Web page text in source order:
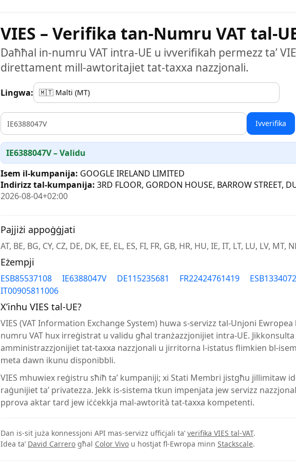
VIES – Verifika tan-Numru VAT tal-
Daħħal in-numru VAT intra-UE u ivverifikah permezz ta’
direttament mill-awtoritajiet tat-taxxa nazzjonali.
Lingwa:
VAT Ivverifika
IE6388047V – Validu
Isem il-kumpanija: GOOGLE IRELAND LIMITED
Indirizz tal-kumpanija: 3RD FLOOR, GORDON HOUSE, BARROW STREET,
2026-08-04+02:00
Pajjiżi appoġġjati
AT, BE, BG, CY, CZ, DE, DK, EE, EL, ES, FI, FR, GB, HR, HU, IE, IT, LT, LU, LV, MT,
Eżempji
ESB85537108 IE6388047V DE115235681 FR22424761419
IT00905811006
X’inhu VIES tal-UE?
VIES (VAT Information Exchange System) huwa s-servizz tal-Unjoni
numru VAT hux irreġistrat u validu għal tranżazzjonijiet intra-UE. Jikkonsulta
amministrazzjonijiet tat-taxxa nazzjonali u jirritorna l-istatus flimkien bl-
meta dawn ikunu disponibbli.
VIES mhuwiex reġistru sħiħ ta’ kumpaniji; xi Stati Membri jistgħu jillimitaw
raġunijiet ta’ privatezza. Jekk is-sistema tkun impenjata jew servizz
pprova aktar tard jew iċċekkja mal-awtorità tat-taxxa kompetenti.
Dan is-sit juża konnessjoni API mas-servizz uffiċjali ta’ verifika VIES tal-VAT.
Idea ta’ David Carrero għal Color Vivo u hostjat fl-Ewropa minn Stackscale.